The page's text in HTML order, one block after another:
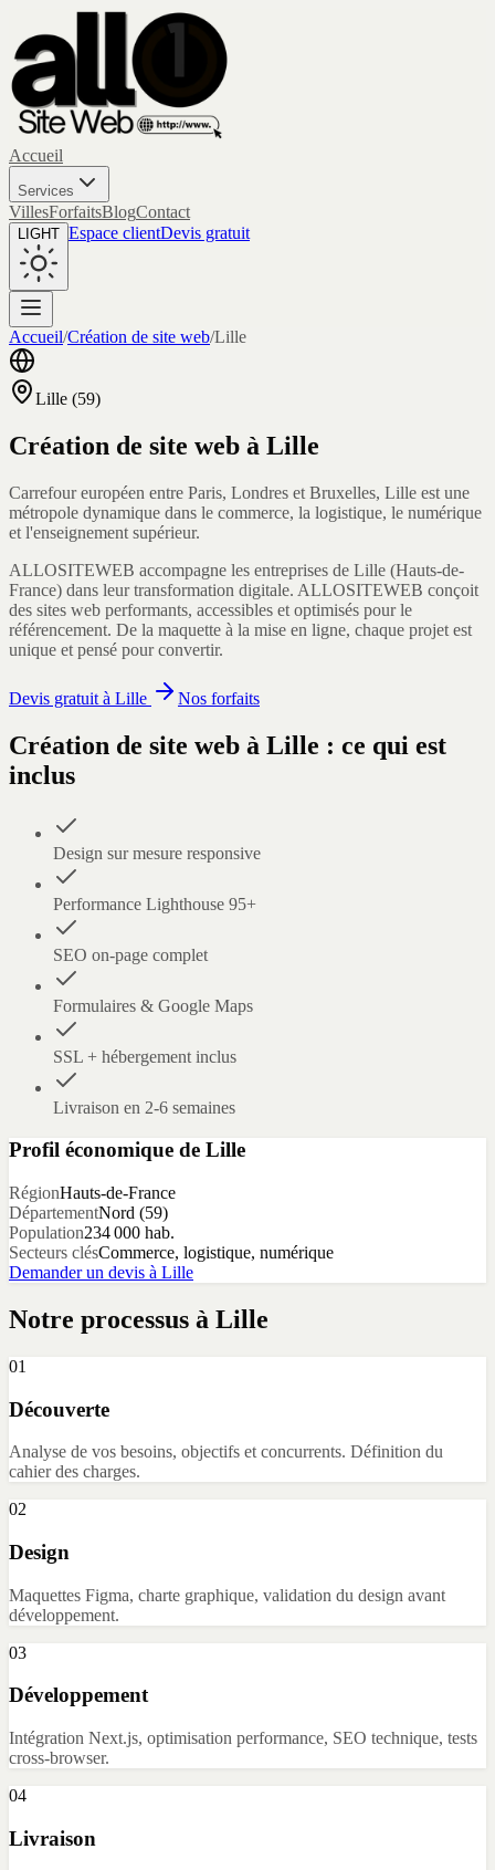
Accueil
Services
VillesForfaitsBlogContact
LIGHT Espace clientDevis gratuit
Accueil/Création de site web/Lille
Lille (59)
Création de site web à Lille
Carrefour européen entre Paris, Londres et Bruxelles, Lille est une
métropole dynamique dans le commerce, la logistique, le numérique
et l'enseignement supérieur.
ALLOSITEWEB accompagne les entreprises de Lille (Hauts-de-
France) dans leur transformation digitale. ALLOSITEWEB conçoit
des sites web performants, accessibles et optimisés pour le
référencement. De la maquette à la mise en ligne, chaque projet est
unique et pensé pour convertir.
Devis gratuit à Lille Nos forfaits
Création de site web à Lille : ce qui est
inclus
Design sur mesure responsive
Performance Lighthouse 95+
SEO on-page complet
Formulaires & Google Maps
SSL + hébergement inclus
Livraison en 2-6 semaines
Profil économique de Lille
RégionHauts-de-France
DépartementNord (59)
Population234 000 hab.
Secteurs clésCommerce, logistique, numérique
Demander un devis à Lille
Notre processus à Lille
01
Découverte
Analyse de vos besoins, objectifs et concurrents. Définition du
cahier des charges.
02
Design
Maquettes Figma, charte graphique, validation du design avant
développement.
03
Développement
Intégration Next.js, optimisation performance, SEO technique, tests
cross-browser.
04
Livraison